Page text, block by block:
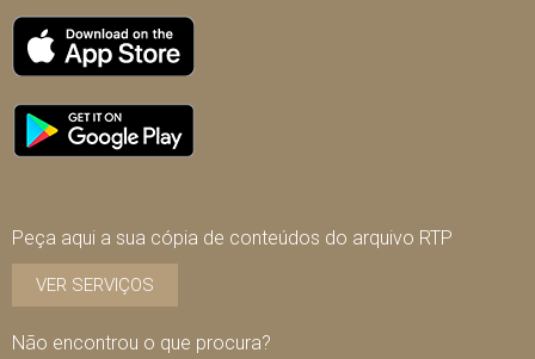
Peça aqui a sua cópia de conteúdos do arquivo RTP
VER SERVIÇOS
Não encontrou o que procura?